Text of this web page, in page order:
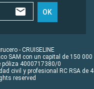
OK
- CRUISELINE
SAM con un capital de 150 000
póliza 4000717380/0
civil y profesional RC RSA de
reserved